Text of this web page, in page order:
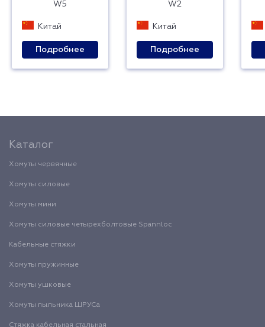
W5
Китай
Подробнее
W2
Китай
Подробнее
Каталог
Хомуты червячные
Хомуты силовые
Хомуты мини
Хомуты силовые четырехболтовые Spannloc
Кабельные стяжки
Хомуты пружинные
Хомуты ушковые
Хомуты пыльника ШРУСа
Стяжка кабельная стальная